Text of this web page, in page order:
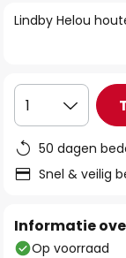
de
Lindby Helou
1
50 dagen
Snel & veilig
Informatie
Op voorraad